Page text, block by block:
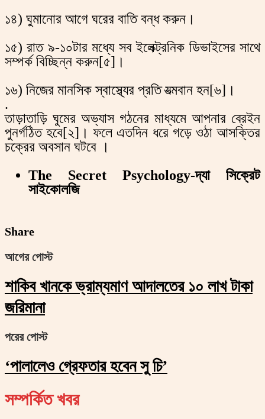
১৪) ঘুমানোর আগে ঘরের বাতি বন্ধ করুন।
১৫) রাত ৯-১০টার মধ্যে সব ইলেক্ট্রনিক ডিভাইসের সাথে
সম্পর্ক বিচ্ছিন্ন করুন[৫]।
১৬) নিজের মানসিক স্বাস্থ্যের প্রতি যত্মবান হন[৬]।
.
তাড়াতাড়ি ঘুমের অভ্যাস গঠনের মাধ্যমে আপনার ব্রেইন
পুনর্গঠিত হবে[২]। ফলে এতদিন ধরে গড়ে ওঠা আসক্তির
চক্রের অবসান ঘটবে ।
The Secret Psychology-দ্যা সিক্রেট
সাইকোলজি
Share
আগের পোস্ট
শাকিব খানকে ভ্রাম্যমাণ আদালতের ১০ লাখ টাকা
জরিমানা
পরের পোস্ট
‘পালালেও গ্রেফতার হবেন সু চি’
সম্পর্কিত খবর